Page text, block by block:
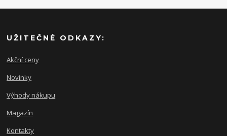
UŽITEČNÉ ODKAZY:
Akční ceny
Novinky
Výhody nákupu
Magazín
Kontakty